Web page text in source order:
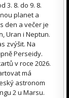
3. 8. do 9. 8.
planet a
den a večer je
Uran i Neptun.
zvýšit. Na
Perseidy.
v roce 2026.
má
astronom
2 u Marsu.